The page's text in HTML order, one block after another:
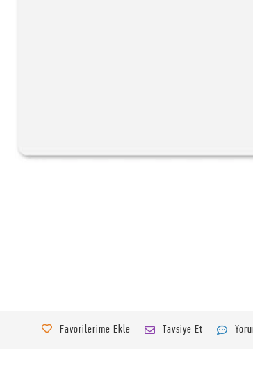
Favorilerime Ekle Tavsiye Et